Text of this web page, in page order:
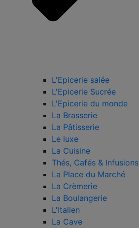
L'Epicerie salée
L'Epicerie Sucrée
L'Epicerie du monde
La Brasserie
La Pâtisserie
Le luxe
La Cuisine
Thés, Cafés & Infusions
La Place du Marché
La Crèmerie
La Boulangerie
L'Italien
La Cave